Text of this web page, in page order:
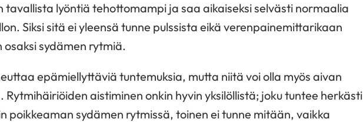
tavallista lyöntiä tehottomampi ja saa aikaiseksi selvästi normaalia
Siksi sitä ei yleensä tunne pulssista eikä verenpainemittarikaan
sydämen rytmiä.
epämiellyttäviä tuntemuksia, mutta niitä voi olla myös aivan
Rytmihäiriöiden aistiminen onkin hyvin yksilöllistä; joku tuntee herkästi
poikkeaman sydämen rytmissä, toinen ei tunne mitään, vaikka